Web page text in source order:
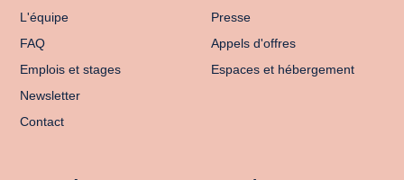
L'équipe
FAQ
Emplois et stages
Newsletter
Contact
Presse
Appels d'offres
Espaces et hébergement